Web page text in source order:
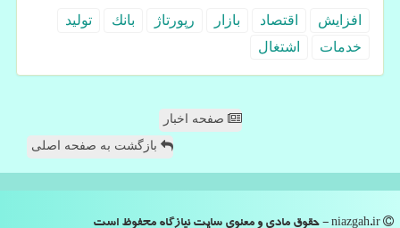
افزایش اقتصاد بازار رپورتاژ بانك
تولید
خدمات
اشتغال
صفحه اخبار
بازگشت به صفحه اصلی